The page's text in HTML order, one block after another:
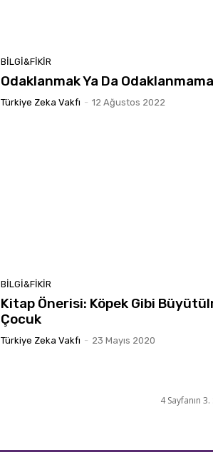
BILGI&FIKIR
Odaklanmak Ya Da
Türkiye Zeka Vakfı - 12 Ağustos 2022
BILGI&FIKIR
Kitap Önerisi: Köpek Gibi
Çocuk
Türkiye Zeka Vakfı - 23 Mayıs 2020
4 Sayfanın 3.